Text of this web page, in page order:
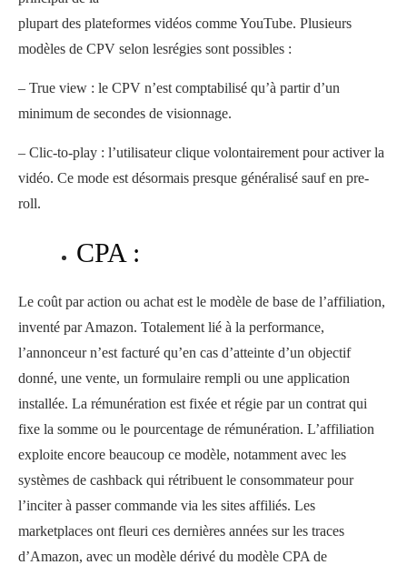
plupart des plateformes vidéos comme YouTube. Plusieurs
modèles de CPV selon lesrégies sont possibles :
– True view : le CPV n’est comptabilisé qu’à partir d’un
minimum de secondes de visionnage.
– Clic-to-play : l’utilisateur clique volontairement pour activer la
vidéo. Ce mode est désormais presque généralisé sauf en pre-
roll.
CPA :
Le coût par action ou achat est le modèle de base de l’affiliation,
inventé par Amazon. Totalement lié à la performance,
l’annonceur n’est facturé qu’en cas d’atteinte d’un objectif
donné, une vente, un formulaire rempli ou une application
installée. La rémunération est fixée et régie par un contrat qui
fixe la somme ou le pourcentage de rémunération. L’affiliation
exploite encore beaucoup ce modèle, notamment avec les
systèmes de cashback qui rétribuent le consommateur pour
l’inciter à passer commande via les sites affiliés. Les
marketplaces ont fleuri ces dernières années sur les traces
d’Amazon, avec un modèle dérivé du modèle CPA de